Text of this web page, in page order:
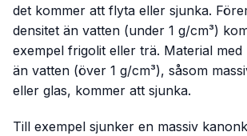
det kommer att flyta eller sjunka.
densitet än vatten (under 1 g/cm³)
exempel frigolit eller trä. Material med
än vatten (över 1 g/cm³), såsom
eller glas, kommer att sjunka.
Till exempel sjunker en massiv